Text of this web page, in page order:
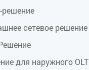
решение
сетевое решение
для наружного OLT